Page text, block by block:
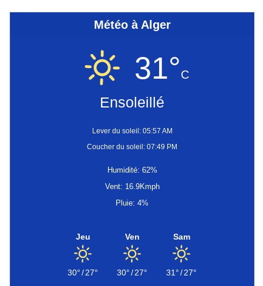
Météo à Alger
31°C
Ensoleillé
Lever du soleil: 05:57 AM
Coucher du soleil: 07:49 PM
Humidité: 62%
Vent: 16.9Kmph
Pluie: 4%
Jeu
30°/27°
Ven
30°/27°
Sam
31°/27°